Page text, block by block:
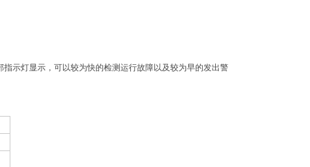
示灯显示，可以较为快的检测运行故障以及较为早的发出警